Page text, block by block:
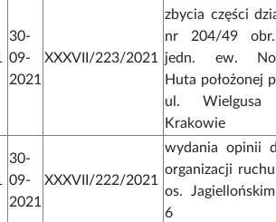
30-
09-
2021
XXXVII/223/2021
zbycia części
nr 204/49
jedn. ew.
Huta położonej
ul.
Krakowie
30-
09-
2021
XXXVII/222/2021
wydania opinii
organizacji
os.
6